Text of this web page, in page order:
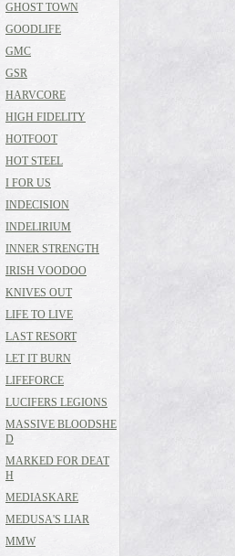
GHOST TOWN
GOODLIFE
GMC
GSR
HARVCORE
HIGH FIDELITY
HOTFOOT
HOT STEEL
I FOR US
INDECISION
INDELIRIUM
INNER STRENGTH
IRISH VOODOO
KNIVES OUT
LIFE TO LIVE
LAST RESORT
LET IT BURN
LIFEFORCE
LUCIFERS LEGIONS
MASSIVE BLOODSHE
D
MARKED FOR DEAT
H
MEDIASKARE
MEDUSA'S LIAR
MMW